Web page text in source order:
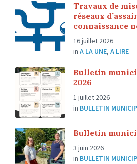
Travaux de
réseaux
connaissance
16 juillet 2026
in A LA UNE, A LIRE
Bulletin
2026
1 juillet 2026
in BULLETIN
Bulletin
3 juin 2026
in BULLETIN